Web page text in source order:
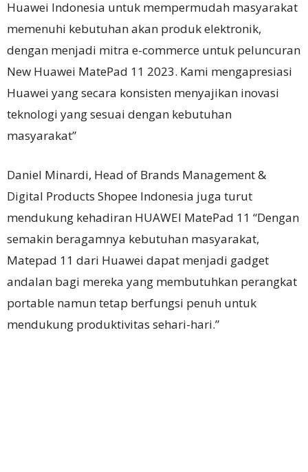
Huawei Indonesia untuk mempermudah masyarakat
memenuhi kebutuhan akan produk elektronik,
dengan menjadi mitra e-commerce untuk peluncuran
New Huawei MatePad 11 2023. Kami mengapresiasi
Huawei yang secara konsisten menyajikan inovasi
teknologi yang sesuai dengan kebutuhan
masyarakat”
Daniel Minardi, Head of Brands Management &
Digital Products Shopee Indonesia juga turut
mendukung kehadiran HUAWEI MatePad 11 “Dengan
semakin beragamnya kebutuhan masyarakat,
Matepad 11 dari Huawei dapat menjadi gadget
andalan bagi mereka yang membutuhkan perangkat
portable namun tetap berfungsi penuh untuk
mendukung produktivitas sehari-hari.”